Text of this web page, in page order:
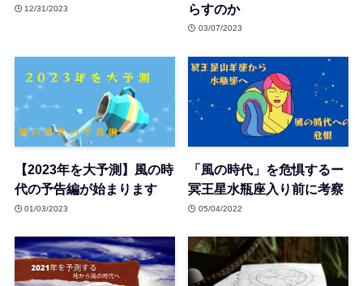
12/31/2023
らすのか
03/07/2023
【2023年を大予測】風の時
代の予告編が始まります
01/03/2023
「風の時代」を危惧するー
冥王星水瓶座入り前に考察
05/04/2022